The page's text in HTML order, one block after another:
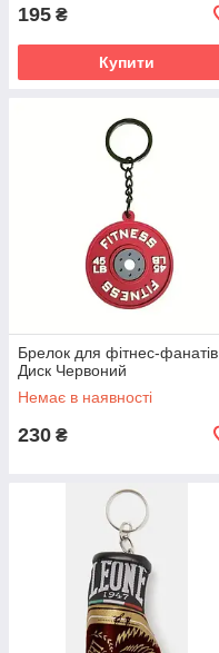
195 ₴
Купити
Брелок для фітнес-фанатів
Диск Червоний
Немає в наявності
230 ₴